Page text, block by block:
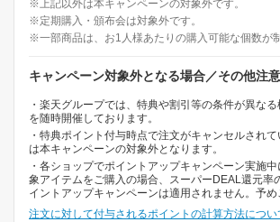
※上記以外は本キャンペーンの対象外です。
※定期購入・頒布会は対象外です。
※一部商品は、お1人様あたりの購入可能な個数が
キャンペーン対象外となる場合／その他注
・楽天グループでは、特典や割引等の条件が異な
を随時開催しております。
・特典ポイント付与時点で注文がキャンセルされ
は本キャンペーンの対象外となります。
・各ショップでポイントアップキャンペーン実施
象アイテムをご購入の場合、スーパーDEAL還元率
イントアップキャンペーンは適用されません。予め
注文に対して付与されるポイントの計算方法につい